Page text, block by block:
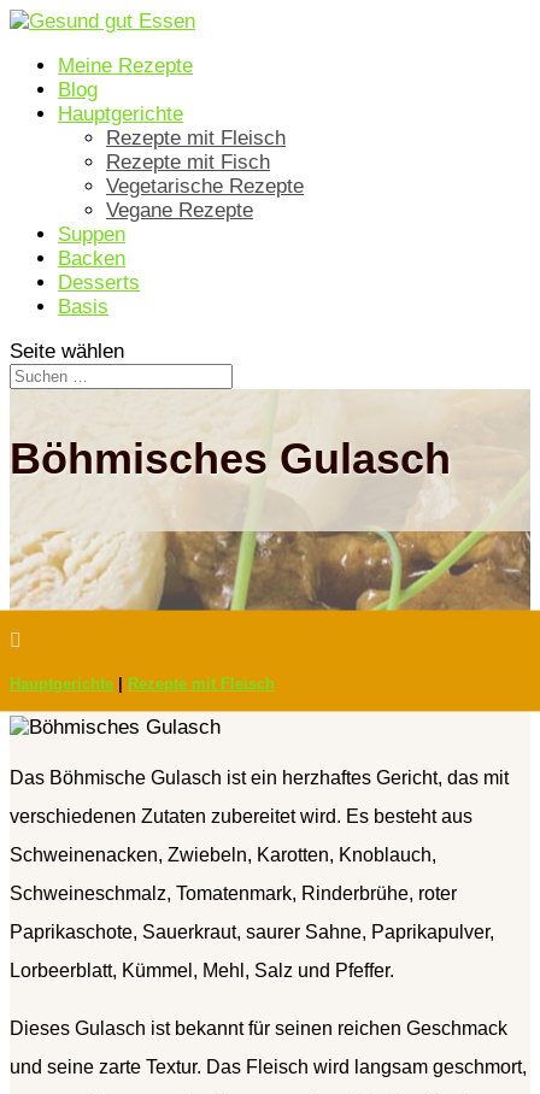
Meine Rezepte
Blog
Hauptgerichte
Rezepte mit Fleisch
Rezepte mit Fisch
Vegetarische Rezepte
Vegane Rezepte
Suppen
Backen
Desserts
Basis
Seite wählen
Böhmisches Gulasch

Hauptgerichte Rezepte mit Fleisch
Das Böhmische Gulasch ist ein herzhaftes Gericht, das mit
verschiedenen Zutaten zubereitet wird. Es besteht aus
Schweinenacken, Zwiebeln, Karotten, Knoblauch,
Schweineschmalz, Tomatenmark, Rinderbrühe, roter
Paprikaschote, Sauerkraut, saurer Sahne, Paprikapulver,
Lorbeerblatt, Kümmel, Mehl, Salz und Pfeffer.
Dieses Gulasch ist bekannt für seinen reichen Geschmack
und seine zarte Textur. Das Fleisch wird langsam geschmort,